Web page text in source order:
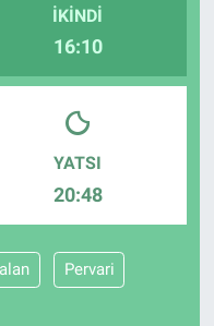
İKINDI
16:10
YATSI
20:48
Pervari